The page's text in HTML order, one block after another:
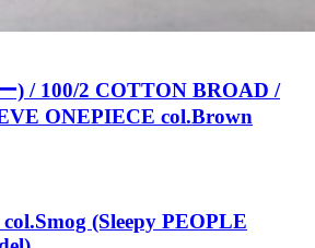
) / 100/2 COTTON BROAD /
ONEPIECE col.Brown
(Sleepy PEOPLE